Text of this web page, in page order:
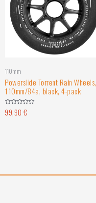
110mm
Powerslide Torrent Rain Wheels,
110mm/84a, black, 4-pack
Hinnanguga
0
99,90 €